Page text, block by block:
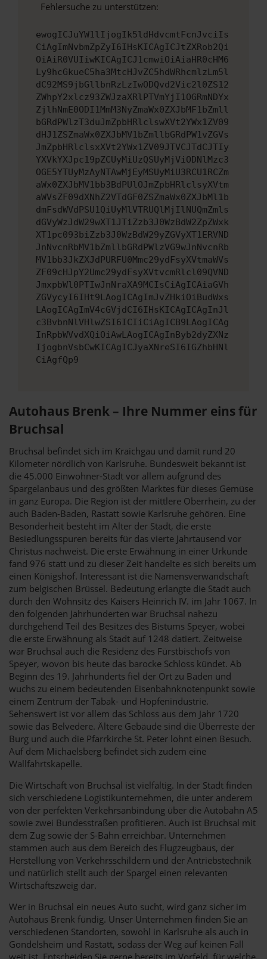
Fehlersuche zu unterstützen:
ewogICJuYW1lIjogIk5ldHdvcmtFcnJvciIs
CiAgImNvbmZpZyI6IHsKICAgICJtZXRob2Qi
OiAiR0VUIiwKICAgICJ1cmwiOiAiaHR0cHM6
Ly9hcGkueC5ha3MtcHJvZC5hdWRhcmlzLm5l
dC92MS9jbGllbnRzLzIwODQvd2Vic2l0ZS12
ZWhpY2xlcz93ZWJzaXRlPTVmYjI1OGRmNDYx
ZjlhNmE0ODI1MmM3NyZmaWx0ZXJbMF1bZmll
bGRdPWlzT3duJmZpbHRlclswXVt2YWx1ZV09
dHJ1ZSZmaWx0ZXJbMV1bZmllbGRdPW1vZGVs
JmZpbHRlclsxXVt2YWx1ZV09JTVCJTdCJTIy
YXVkYXJpc19pZCUyMiUzQSUyMjViODNlMzc3
OGE5YTUyMzAyNTAwMjEyMSUyMiU3RCU1RCZm
aWx0ZXJbMV1bb3BdPUlOJmZpbHRlclsyXVtm
aWVsZF09dXNhZ2VTdGF0ZSZmaWx0ZXJbMl1b
dmFsdWVdPSU1QiUyMlVTRUQlMjIlNUQmZmls
dGVyWzJdW29wXT1JTiZzb3J0WzBdW2ZpZWxk
XT1pc093biZzb3J0WzBdW29yZGVyXT1ERVND
JnNvcnRbMV1bZmllbGRdPWlzVG9wJnNvcnRb
MV1bb3JkZXJdPURFU0Mmc29ydFsyXVtmaWVs
ZF09cHJpY2Umc29ydFsyXVtvcmRlcl09QVND
JmxpbWl0PTIwJnNraXA9MCIsCiAgICAiaGVh
ZGVycyI6IHt9LAogICAgImJvZHkiOiBudWxs
LAogICAgImV4cGVjdCI6IHsKICAgICAgInJl
c3BvbnNlVHlwZSI6ICIiCiAgICB9LAogICAg
InRpbWVvdXQiOiAwLAogICAgInByb2dyZXNz
IjogbnVsbCwKICAgICJyaXNreSI6IGZhbHNl
CiAgfQp9
Autohaus Brenk – Ihre Nummer eins für
Bruchsal
Bruchsal befindet sich im Kraichgau und damit rund 20
Kilometer nördlich von Karlsruhe. Bundesweit bekannt ist
die 45.000 Einwohner-Stadt vor allem aufgrund des
Spargelanbaus und des größten Marktes für dieses Gemüse
in ganz Europa. Die Region ist der mittlere Oberrhein, zu der
auch Baden-Baden, Rastatt sowie Karlsruhe gehören. Eine
Besonderheit besteht im Alter der Stadt, die erste
Besiedlungsspuren bereits für das vierte Jahrtausend vor
Christus nachweist. Die erste Erwähnung in einer Urkunde
fand 976 statt und zu dieser Zeit handelte es sich bereits um
einen Königshof. Interessant ist die Namensverwandschaft
zum belgischen Brüssel. Bedeutung erlangte die Stadt auch
durch den Wohnsitz des Kaisers Heinrich IV. im Jahr 1067. In
den folgenden Jahrhunderten war Bruchsal nahezu
durchgehend Teil des Besitzes des Bistums Speyer, wobei
die erste Erwähnung als Stadt auf 1248 datiert. Zeitweise
war Bruchsal auch die Residenz des Fürstbischofs von
Speyer, wovon bis heute das barocke Schloss kündet. Ab
Beginn des 19. Jahrhunderts fiel der Ort zu Baden und
wuchs zu einem bedeutenden Eisenbahnknotenpunkt sowie
einem Zentrum der Tabak- und Hopfenindustrie.
Sehenswert ist vor allem das Schloss aus dem Jahr 1720
sowie das Belvedere. Ältere Gebäude sind die Überreste der
Burg und auch die Pfarrkirche St. Peter lohnt einen Besuch.
Auf dem Michaelsberg befindet sich zudem eine
Wallfahrtskapelle.
Die Wirtschaft von Bruchsal ist vielfältig. In der Stadt finden
sich verschiedene Logistikunternehmen, die unter anderem
von der perfekten Verkehrsanbindung über die Autobahn A5
sowie zwei Bundesstraßen profitieren. Auch ist Bruchsal mit
dem Zug sowie der S-Bahn erreichbar. Unternehmen
stammen auch aus dem Bereich des Flugzeugbaus, der
Herstellung von Verkehrsschildern und der Antriebstechnik
und natürlich stellt auch der Spargel einen relevanten
Wirtschaftszweig dar.
Wer in Bruchsal ein neues Auto sucht, wird ganz sicher im
Autohaus Brenk fündig. Unser Unternehmen finden Sie an
verschiedenen Standorten, sowohl in Karlsruhe als auch in
Gondelsheim und Rastatt, sodass der Weg auf keinen Fall
weit ist. Entscheiden Sie gerne bereits im Vorfeld, für welche